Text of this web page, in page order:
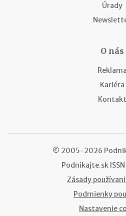
Úrady
O nás
Reklama
Kariéra
Kontakt
© 2005-2026
Podnikajte.sk
Zásady
Podmienky
Nastavenie